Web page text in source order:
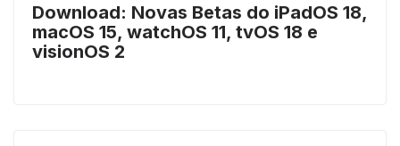
Download: Novas Betas do iPadOS 18,
macOS 15, watchOS 11, tvOS 18 e
visionOS 2